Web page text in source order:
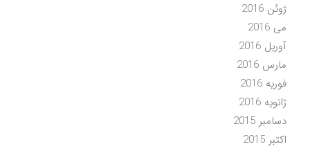
ژوئن 2016
می 2016
آوریل 2016
مارس 2016
فوریه 2016
ژانویه 2016
دسامبر 2015
اکتبر 2015